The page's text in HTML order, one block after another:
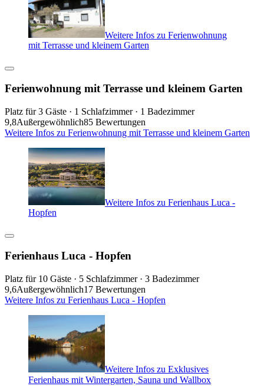
Weitere Infos zu Ferienwohnung
mit Terrasse und kleinem Garten
Ferienwohnung mit Terrasse und kleinem Garten
Platz für 3 Gäste · 1 Schlafzimmer · 1 Badezimmer
9,8Außergewöhnlich85 Bewertungen
Weitere Infos zu Ferienwohnung mit Terrasse und kleinem Garten
Weitere Infos zu Ferienhaus Luca -
Hopfen
Ferienhaus Luca - Hopfen
Platz für 10 Gäste · 5 Schlafzimmer · 3 Badezimmer
9,6Außergewöhnlich17 Bewertungen
Weitere Infos zu Ferienhaus Luca - Hopfen
Weitere Infos zu Exklusives
Ferienhaus mit Wintergarten, Sauna und Wallbox